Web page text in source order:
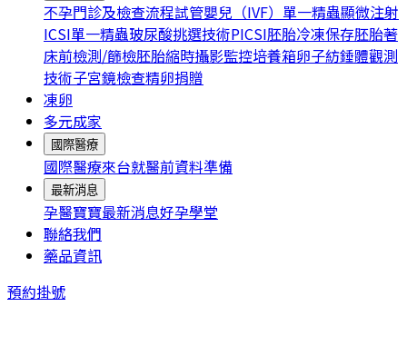
不孕門診及檢查流程試管嬰兒（IVF） 單一精蟲顯微注射
ICSI單一精蟲玻尿酸挑選技術PICSI胚胎冷凍保存胚胎著
床前檢測/篩檢胚胎縮時攝影監控培養箱卵子紡錘體觀測
技術子宮鏡檢查精卵捐贈
凍卵
多元成家
國際醫療
國際醫療來台就醫前資料準備
最新消息
孕醫寶寶最新消息好孕學堂
聯絡我們
藥品資訊
預約掛號